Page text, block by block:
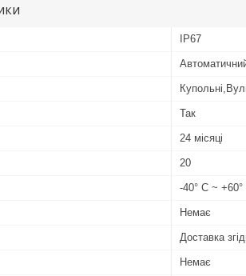
IP67
Так
24 місяці
20
-40° C ~ +60°
Немає
Доставка
Немає